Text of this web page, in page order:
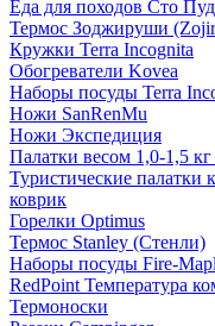
Еда для походов Сто
Термос Зоджируши
Кружки Terra Incognita
Обогреватели Kovea
Наборы посуды Terra
Ножи SanRenMu
Ножи Экспедиция
Палатки весом 1,0-1,5
Туристические палатки
коврик
Горелки Optimus
Термос Stanley (Стенли)
Наборы посуды Fire-
RedPoint Температура
Термоноски